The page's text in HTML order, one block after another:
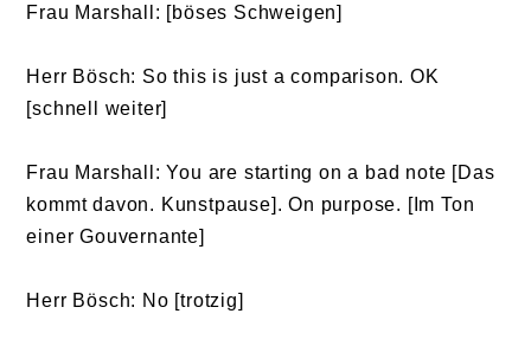
Frau Marshall: [böses Schweigen]
Herr Bösch: So this is just a comparison. OK
[schnell weiter]
Frau Marshall: You are starting on a bad note [Das
kommt davon. Kunstpause]. On purpose. [Im Ton
einer Gouvernante]
Herr Bösch: No [trotzig]